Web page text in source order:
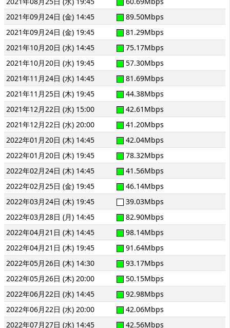
2021年09月24日 (金) 14:45
89.50Mbps
2021年09月24日 (金) 19:45
81.29Mbps
2021年10月20日 (水) 14:45
75.17Mbps
2021年10月20日 (水) 19:45
57.30Mbps
2021年11月24日 (水) 14:45
81.69Mbps
2021年11月25日 (木) 19:45
44.38Mbps
2021年12月22日 (水) 15:00
42.61Mbps
2021年12月22日 (水) 20:00
41.20Mbps
2022年01月20日 (木) 14:45
42.04Mbps
2022年01月20日 (木) 19:45
78.32Mbps
2022年02月24日 (木) 14:45
41.56Mbps
2022年02月25日 (金) 19:45
46.14Mbps
2022年03月24日 (木) 19:45
39.03Mbps
2022年03月28日 (月) 14:45
82.90Mbps
2022年04月21日 (木) 14:45
98.14Mbps
2022年04月21日 (木) 19:45
91.64Mbps
2022年05月26日 (木) 14:30
93.17Mbps
2022年05月26日 (木) 20:00
50.15Mbps
2022年06月22日 (水) 14:45
92.98Mbps
2022年06月22日 (水) 20:00
42.06Mbps
2022年07月27日 (水) 14:45
42.56Mbps